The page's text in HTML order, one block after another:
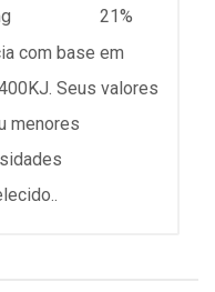
21%
com base em
Seus valores
menores